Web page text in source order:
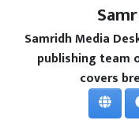
Samridh Media
publishing team
covers